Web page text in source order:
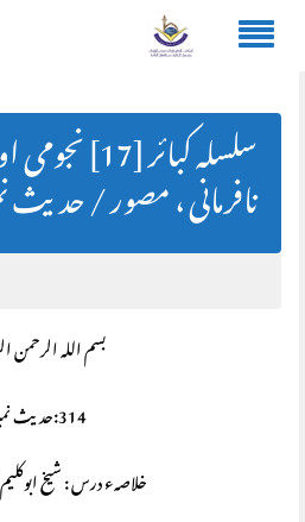
content سلسلہ کبائر
نافرمانی ، مصور / حديث
بسم اللہ الرحمن
314:حديث نمبر
خلاصہء درس : شیخ